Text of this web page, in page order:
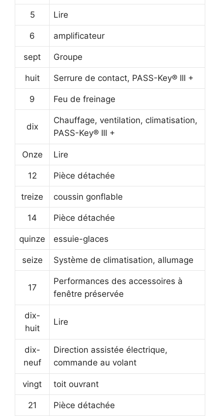
5 Lire
6 amplificateur
sept Groupe
huit Serrure de contact, PASS-Key® III +
9 Feu de freinage
dix
Chauffage, ventilation, climatisation,
PASS-Key® III +
Onze Lire
12 Pièce détachée
treize coussin gonflable
14 Pièce détachée
quinze essuie-glaces
seize Système de climatisation, allumage
17
Performances des accessoires à
fenêtre préservée
dix-
huit
Lire
dix-
neuf
Direction assistée électrique,
commande au volant
vingt toit ouvrant
21 Pièce détachée